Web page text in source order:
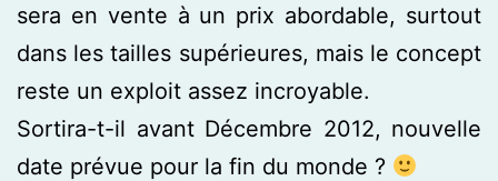
sera en vente à un prix abordable, surtout
dans les tailles supérieures, mais le concept
reste un exploit assez incroyable.
Sortira-t-il avant Décembre 2012, nouvelle
date prévue pour la fin du monde ?